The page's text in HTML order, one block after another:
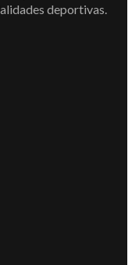
deportivas.